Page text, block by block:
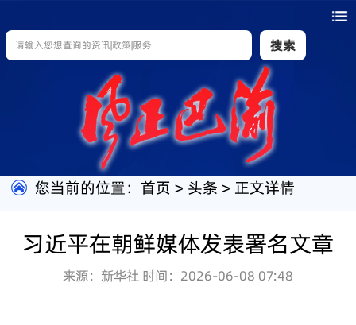
搜索
您当前的位置： 首页 > 头条 > 正文详情
习近平在朝鲜媒体发表署名文章
来源：新华社 时间：2026-06-08 07:48